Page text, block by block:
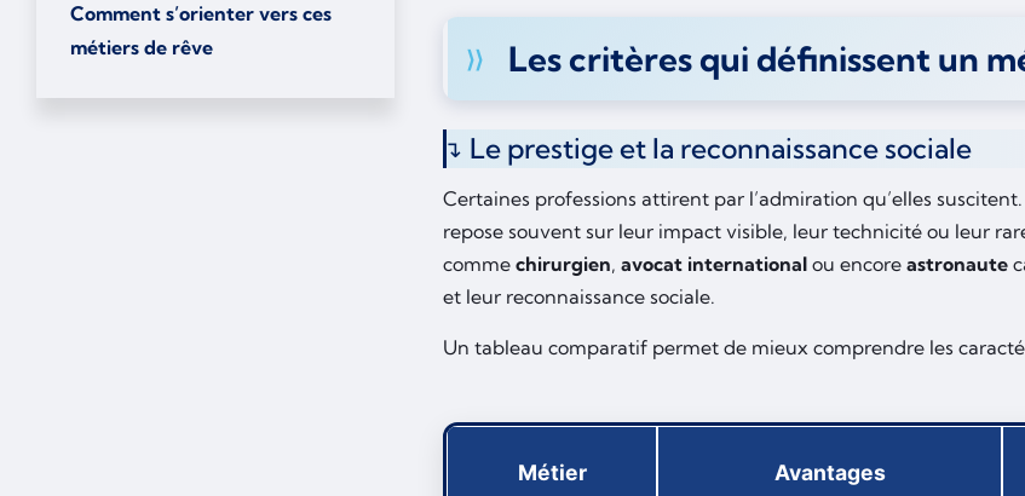
Comment s’orienter vers ces
métiers de rêve
Les critères qui définissent un
Le prestige et la reconnaissance sociale
Certaines professions attirent par l’admiration qu’elles
repose souvent sur leur impact visible, leur technicité ou leur
comme chirurgien, avocat international ou encore astronaute
et leur reconnaissance sociale.
Un tableau comparatif permet de mieux comprendre les
Métier Avantages